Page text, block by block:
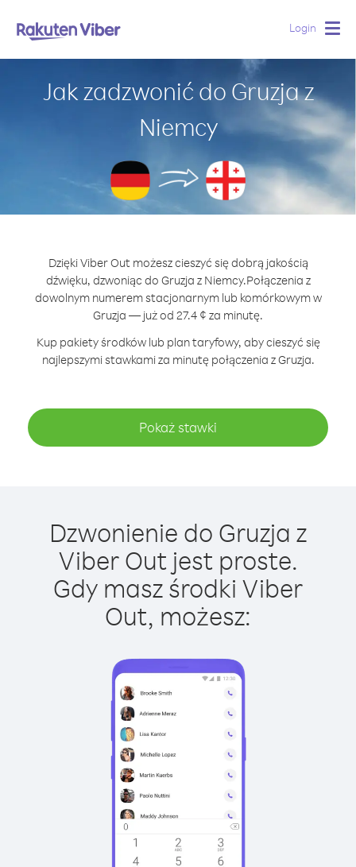
Login
Jak zadzwonić do Gruzja z
Niemcy
Dzięki Viber Out możesz cieszyć się dobrą jakością
dźwięku, dzwoniąc do Gruzja z Niemcy.Połączenia z
dowolnym numerem stacjonarnym lub komórkowym w
Gruzja — już od 27.4 ¢ za minutę.
Kup pakiety środków lub plan taryfowy, aby cieszyć się
najlepszymi stawkami za minutę połączenia z Gruzja.
Pokaż stawki
Dzwonienie do Gruzja z
Viber Out jest proste.
Gdy masz środki Viber
Out, możesz: